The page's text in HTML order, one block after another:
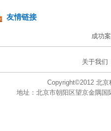
友情链接
成功
关于我们
Copyright©2012 北
地址：北京市朝阳区望京金隅国